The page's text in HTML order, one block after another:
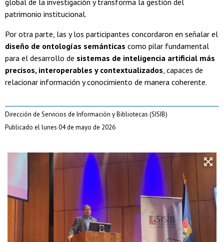
patrimonio institucional.
Por otra parte, las y los participantes concordaron en señalar el
diseño de ontologías semánticas como pilar fundamental
para el desarrollo de sistemas de inteligencia artificial más
precisos, interoperables y contextualizados , capaces de
relacionar información y conocimiento de manera coherente.
Dirección de Servicios de Información y Bibliotecas (SISIB)
Publicado el lunes 04 de mayo de 2026